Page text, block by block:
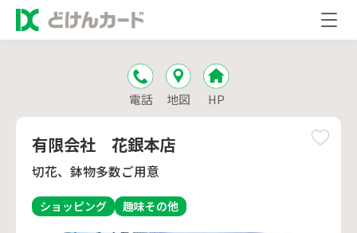
電話 地図 HP
有限会社 花銀本店
切花、鉢物多数ご用意
ショッピング 趣味その他